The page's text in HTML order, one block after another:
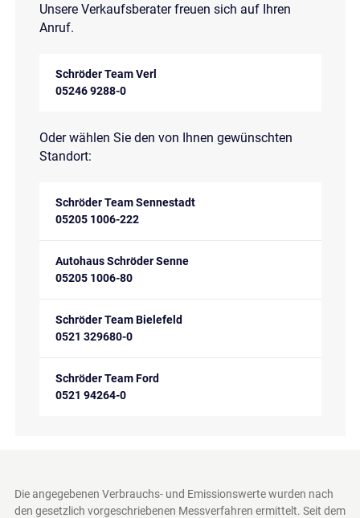
Unsere Verkaufsberater freuen sich auf Ihren
Anruf.
Schröder Team Verl
05246 9288-0
Oder wählen Sie den von Ihnen gewünschten
Standort:
Schröder Team Sennestadt
05205 1006-222
Autohaus Schröder Senne
05205 1006-80
Schröder Team Bielefeld
0521 329680-0
Schröder Team Ford
0521 94264-0
Die angegebenen Verbrauchs- und Emissionswerte wurden nach
den gesetzlich vorgeschriebenen Messverfahren ermittelt. Seit dem